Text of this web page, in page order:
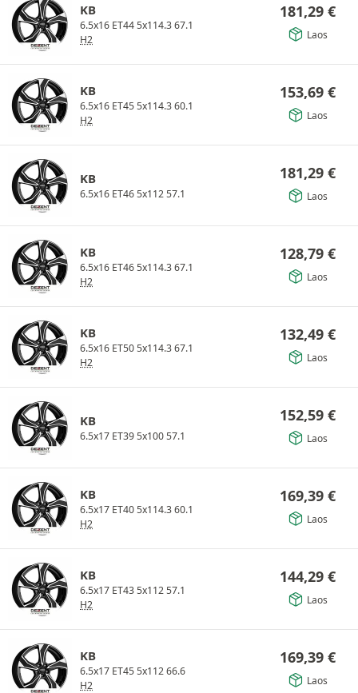
KB
6.5x16 ET44 5x114.3 67.1
H2
181,29 €
Laos
KB
6.5x16 ET45 5x114.3 60.1
H2
153,69 €
Laos
KB
6.5x16 ET46 5x112 57.1
181,29 €
Laos
KB
6.5x16 ET46 5x114.3 67.1
H2
128,79 €
Laos
KB
6.5x16 ET50 5x114.3 67.1
H2
132,49 €
Laos
KB
6.5x17 ET39 5x100 57.1
152,59 €
Laos
KB
6.5x17 ET40 5x114.3 60.1
H2
169,39 €
Laos
KB
6.5x17 ET43 5x112 57.1
H2
144,29 €
Laos
KB
6.5x17 ET45 5x112 66.6
H2
169,39 €
Laos